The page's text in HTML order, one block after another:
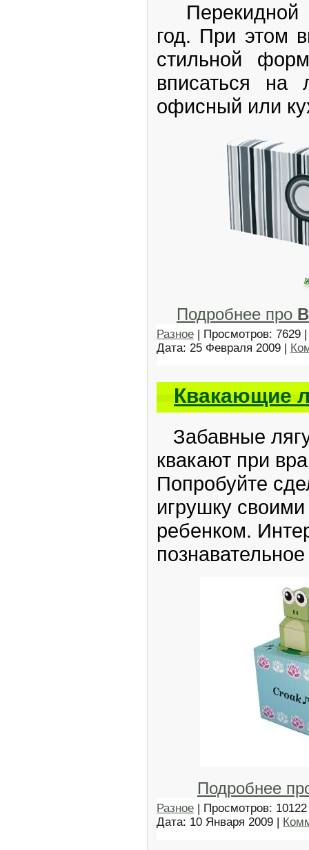
Перекидной
год. При этом
стильной
вписаться на
офисный или
Подробнее про
Разное | Просмотров: 7629
Дата: 25 Февраля 2009 |
Квакающие
Забавные
квакают при
Попробуйте
игрушку
ребенком.
Подробнее
Разное | Просмотров:
Дата: 10 Января 2009 |